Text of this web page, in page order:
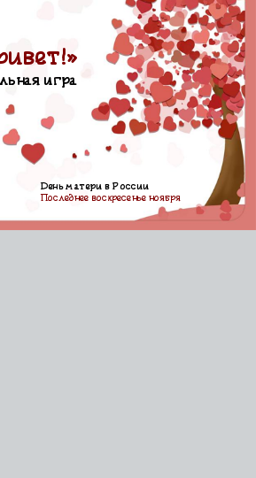
игра
День матери в России
Последнее воскресенье ноября